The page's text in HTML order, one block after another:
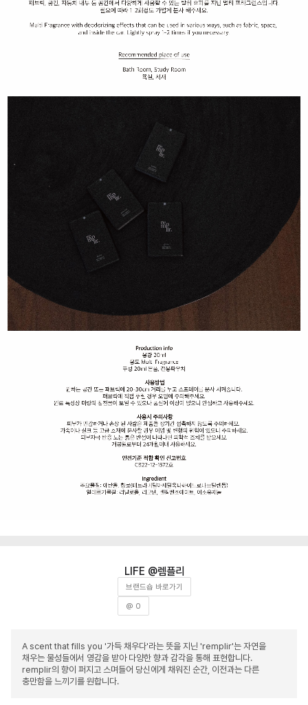
렘플리
브랜드숍 바로가기
@ 0
A scent that fills you '가득 채우다'라는 뜻을 지닌 'remplir'는 자연을
채우는 물성들에서 영감을 받아 다양한 향과 감각을 통해 표현합니다.
remplir의 향이 퍼지고 스며들어 당신에게 채워진 순간, 이전과는 다른
충만함을 느끼기를 원합니다.